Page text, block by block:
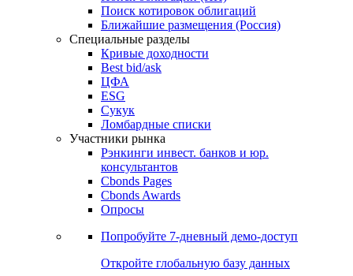
Облигации
Поиски
Поиск облигаций & Карты рынка
Поиск облигаций (ИИ)
Поиск котировок облигаций
Ближайшие размещения (Россия)
Специальные разделы
Кривые доходности
Best bid/ask
ЦФА
ESG
Сукук
Ломбардные списки
Участники рынка
Рэнкинги инвест. банков и юр.
Cbonds Pages
Опросы